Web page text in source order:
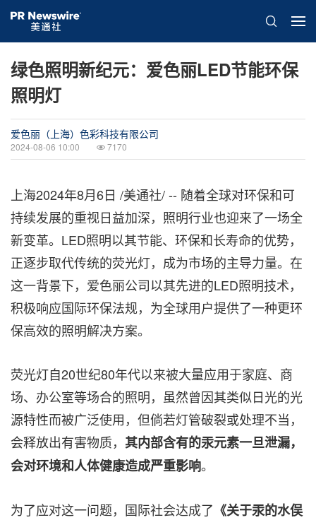
绿色照明新纪元：爱色丽LED节能环保
照明灯
爱色丽（上海）色彩科技有限公司
2024-08-06 10:00 7170
上海2024年8月6日 /美通社/ -- 随着全球对环保和可
持续发展的重视日益加深，照明行业也迎来了一场全
新变革。LED照明以其节能、环保和长寿命的优势，
正逐步取代传统的荧光灯，成为市场的主导力量。在
这一背景下，爱色丽公司以其先进的LED照明技术，
积极响应国际环保法规，为全球用户提供了一种更环
保高效的照明解决方案。
荧光灯自20世纪80年代以来被大量应用于家庭、商
场、办公室等场合的照明，虽然曾因其类似日光的光
源特性而被广泛使用，但倘若灯管破裂或处理不当，
会释放出有害物质， 其内部含有的汞元素一旦泄漏，
会对环境和人体健康造成严重影响。
为了应对这一问题，国际社会达成了 《关于汞的水俣